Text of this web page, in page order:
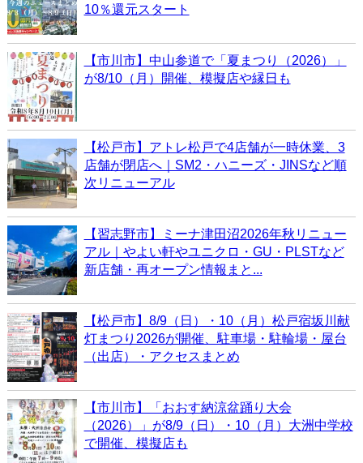
10％還元スタート
【市川市】中山参道で「夏まつり（2026）」
が8/10（月）開催、模擬店や縁日も
【松戸市】アトレ松戸で4店舗が一時休業、3
店舗が閉店へ｜SM2・ハニーズ・JINSなど順
次リニューアル
【習志野市】ミーナ津田沼2026年秋リニュー
アル｜やよい軒やユニクロ・GU・PLSTなど
新店舗・再オープン情報まと...
【松戸市】8/9（日）・10（月）松戸宿坂川献
灯まつり2026が開催、駐車場・駐輪場・屋台
（出店）・アクセスまとめ
【市川市】「おおす納涼盆踊り大会
（2026）」が8/9（日）・10（月）大洲中学校
で開催、模擬店も